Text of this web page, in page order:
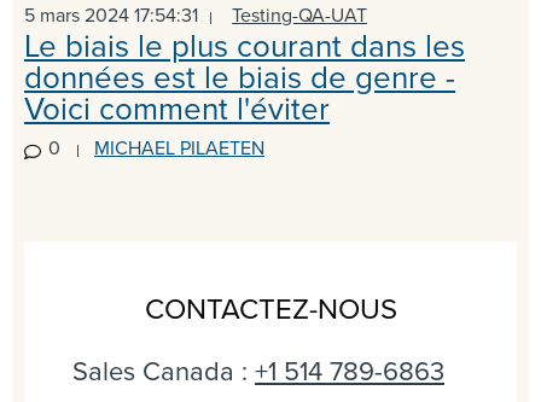
5 mars 2024 17:54:31 Testing-QA-UAT
Le biais le plus courant dans les
données est le biais de genre -
Voici comment l'éviter
0 MICHAEL PILAETEN
CONTACTEZ-NOUS
Sales Canada : +1 514 789-6863